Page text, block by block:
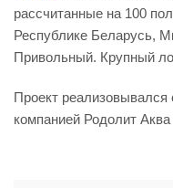
рассчитанные на 100
Республике Беларусь,
Привольный. Крупный
Проект
компанией Родолит Аква